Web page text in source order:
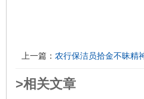
上一篇： 农行保洁员拾金不昧精
>相关文章